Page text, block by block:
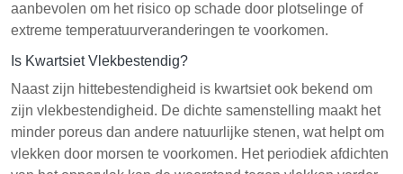
aanbevolen om het risico op schade door plotselinge of
extreme temperatuurveranderingen te voorkomen.
Is Kwartsiet Vlekbestendig?
Naast zijn hittebestendigheid is kwartsiet ook bekend om
zijn vlekbestendigheid. De dichte samenstelling maakt het
minder poreus dan andere natuurlijke stenen, wat helpt om
vlekken door morsen te voorkomen. Het periodiek afdichten